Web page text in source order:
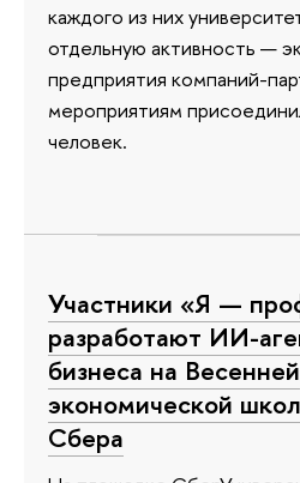
каждого из них
отдельную активность —
предприятия компаний-
мероприятиям
человек.
Участники «Я —
разработают ИИ-
бизнеса на Весенней
экономической
Сбера